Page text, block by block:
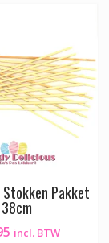
Pakket
38cm
incl. BTW